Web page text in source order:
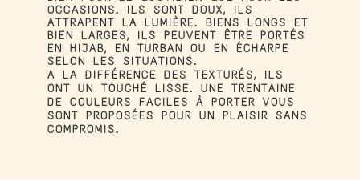
OCCASIONS. ILS SONT DOUX, ILS
ATTRAPENT LA LUMIÈRE. BIENS LONGS ET
BIEN LARGES, ILS PEUVENT ÊTRE PORTÉS
EN HIJAB, EN TURBAN OU EN ÉCHARPE
SELON LES SITUATIONS.
A LA DIFFÉRENCE DES TEXTURÉS, ILS
ONT UN TOUCHÉ LISSE. UNE TRENTAINE
DE COULEURS FACILES À PORTER VOUS
SONT PROPOSÉES POUR UN PLAISIR SANS
COMPROMIS.